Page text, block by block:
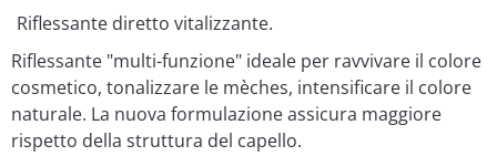
Riflessante diretto vitalizzante.
Riflessante "multi-funzione" ideale per ravvivare il colore
cosmetico, tonalizzare le mèches, intensificare il colore
naturale. La nuova formulazione assicura maggiore
rispetto della struttura del capello.